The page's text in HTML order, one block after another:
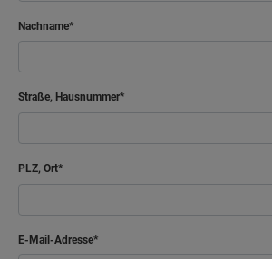
Nachname
Straße, Hausnummer
PLZ, Ort
E-Mail-Adresse